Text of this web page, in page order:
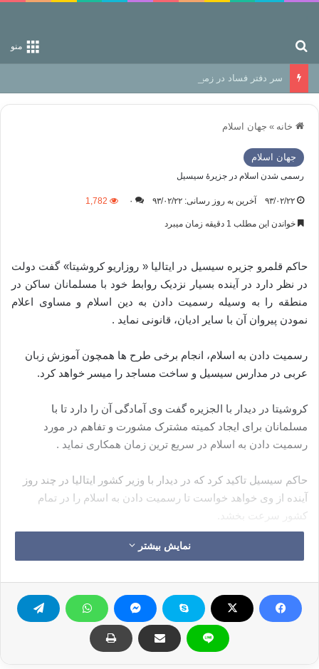
منو
سر دفتر فساد در زمین‌، دوری وکناره‌گیری از راه خداست‌!
خانه » جهان اسلام
جهان اسلام
رسمی شدن اسلام در جزیرۀ سیسیل
۹۳/۰۲/۲۲ آخرین به روز رسانی: ۹۳/۰۲/۲۲ ۰ 1,782
خواندن این مطلب 1 دقیقه زمان میبرد
حاکم قلمرو جزیره سیسیل در ایتالیا « روزاریو کروشیتا» گفت دولت
در نظر دارد در آینده بسیار نزدیک روابط خود با مسلمانان ساکن در
منطقه را به وسیله رسمیت دادن به دین اسلام و مساوی اعلام
نمودن پیروان آن با سایر ادیان، قانونی نماید .
رسمیت دادن به اسلام، انجام برخی طرح ها همچون آموزش زبان
عربی در مدارس سیسیل و ساخت مساجد را میسر خواهد کرد.
کروشیتا در دیدار با الجزیره گفت وی آمادگی آن را دارد تا با
مسلمانان برای ایجاد کمیته مشترک مشورت و تفاهم در مورد
رسمیت دادن به اسلام در سریع ترین زمان همکاری نماید .
حاکم سیسیل تاکید کرد که در دیدار با وزیر کشور ایتالیا در چند روز
آینده از وی خواهد خواست تا رسمیت دادن به اسلام را در تمام
کشور سرعت بخشد.
هیاتی از اتحادیه سازمان های اسلامی ایتالیا روز سه شنبه گذشته با
اتحادیه در مورد رسمیت دین اسلام که از سال 1990 به وزارت کشور
تقدیم شده را مورد بررسی و تایید قرار دهد.
در ایتالیا حدود یک میلیون و 500 هزار مسلمان زندگی می کنند و
نمایش بیشتر